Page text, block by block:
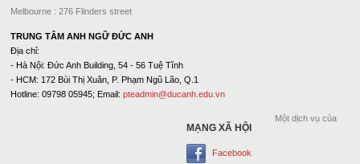
Melbourne : 276 Flinders street
TRUNG TÂM ANH NGỮ ĐỨC ANH
Địa chỉ:
- Hà Nội: Đức Anh Building, 54 - 56 Tuệ Tĩnh
- HCM: 172 Bùi Thị Xuân, P. Phạm Ngũ Lão, Q.1
Hotline: 09798 05945; Email: pteadmin@ducanh.edu.vn
MẠNG XÃ HỘI
Facebook
Một dịch vụ của